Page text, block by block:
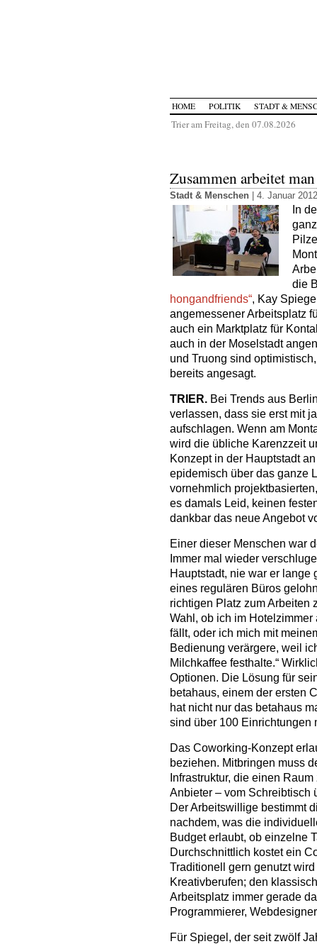
HOME POLITIK STADT &
Trier am Freitag, den 07.08.2026
Zusammen arbeitet
Stadt & Menschen | 4. Januar
In
die
hongandfriends“, Kay
angemessener Arbeitsplatz
auch ein Marktplatz für
auch in der Moselstadt
und Truong sind
bereits angesagt.
TRIER. Bei Trends aus
verlassen, dass sie erst mit
aufschlagen. Wenn am
wird die übliche Karenzzeit
Konzept in der Hauptstadt
epidemisch über das ganze
vornehmlich
es damals Leid, keinen
dankbar das neue Angebot
Einer dieser Menschen war
Immer mal wieder
Hauptstadt, nie war er lange
eines regulären Büros
richtigen Platz zum Arbeiten
Wahl, ob ich im
fällt, oder ich mich mit
Bedienung verärgere, weil
Milchkaffee festhalte.“
Optionen. Die Lösung für
betahaus, einem der ersten
hat nicht nur das betahaus
sind über 100 Einrichtungen
Das Coworking-Konzept
beziehen. Mitbringen muss
Infrastruktur, die einen
Anbieter – vom Schreibtisch
Der Arbeitswillige bestimmt
nachdem, was die
Budget erlaubt, ob einzelne
Durchschnittlich kostet ein
Traditionell gern genutzt
Kreativberufen; den
Arbeitsplatz immer gerade
Programmierer,
Für Spiegel, der seit zwölf